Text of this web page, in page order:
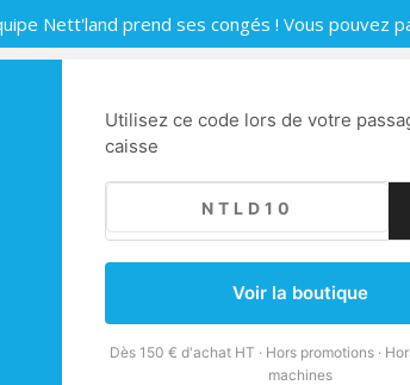
Utilisez ce code lors de votre
caisse
Voir la boutique
Dès 150 € d'achat HT · Hors promotions ·
machines
Nett'land prend ses congés ! Vous pouvez
de nettoyage
parfait pour un
efficace